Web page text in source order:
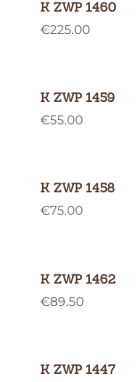
K ZWP 1460
€225.00
K ZWP 1459
€55.00
K ZWP 1458
€75.00
K ZWP 1462
€89.50
K ZWP 1447